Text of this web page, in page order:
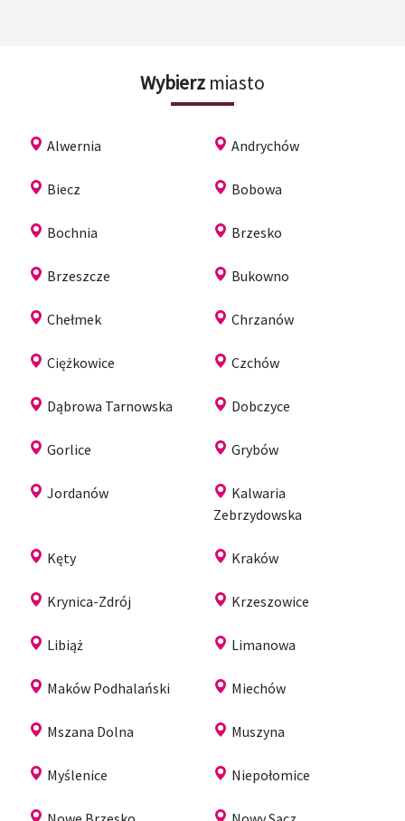
Wybierz miasto
Alwernia Andrychów
Biecz Bobowa
Bochnia Brzesko
Brzeszcze Bukowno
Chełmek Chrzanów
Ciężkowice Czchów
Dąbrowa Tarnowska Dobczyce
Gorlice Grybów
Jordanów
Kalwaria
Zebrzydowska
Kęty Kraków
Krynica-Zdrój Krzeszowice
Libiąż Limanowa
Maków Podhalański Miechów
Mszana Dolna Muszyna
Myślenice Niepołomice